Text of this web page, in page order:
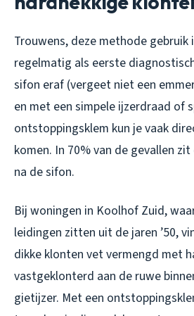
Trouwens, deze methode gebruik
regelmatig als eerste
sifon eraf (vergeet niet een
en met een simpele ijzerdraad of
ontstoppingsklem kun je vaak
komen. In 70% van de gevallen
na de sifon.
Bij woningen in Koolhof Zuid,
leidingen zitten uit de jaren ’50,
dikke klonten vet vermengd met
vastgeklonterd aan de ruwe
gietijzer. Met een